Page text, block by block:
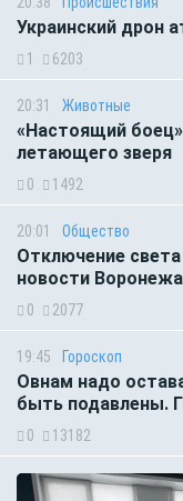
Украинский дрон
1 6203
20:31 Животные
«Настоящий
летающего зверя
0 1492
20:01 Общество
Отключение
новости
0 2077
19:45 Гороскоп
Овнам надо
быть подавлены.
0 13182